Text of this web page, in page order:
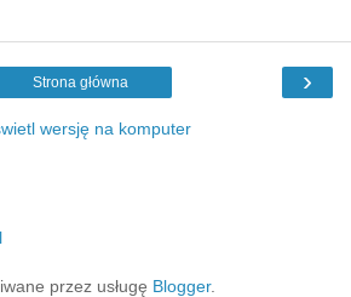
›
Strona główna
wersję na komputer
przez usługę Blogger.